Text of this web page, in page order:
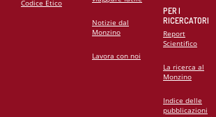
Codice Etico
Notizie dal
Monzino
Lavora con noi
PER I
RICERCATORI
Report
Scientifico
La ricerca al
Monzino
Indice delle
pubblicazioni